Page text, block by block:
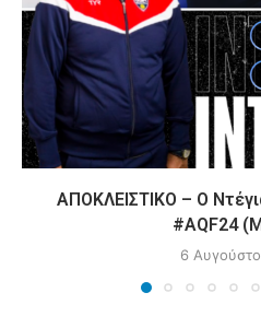
ΑΠΟΚΛΕΙΣΤΙΚΟ – Ο
#AQF24
6